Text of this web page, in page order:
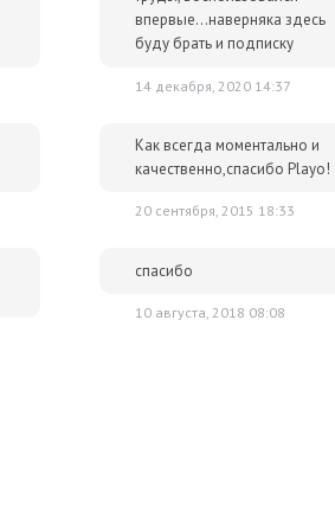
впервые...наверняка здесь
буду брать и подписку
14 декабря, 2020 14:37
Как всегда моментально и
качественно,спасибо Playo!
20 сентября, 2015 18:33
спасибо
10 августа, 2018 08:08